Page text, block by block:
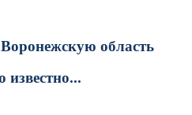
область